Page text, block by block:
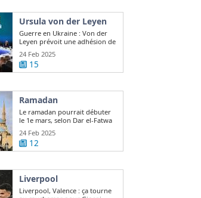
Ursula von der Leyen
Guerre en Ukraine : Von der
Leyen prévoit une adhésion de
l ...
24 Feb 2025
15
Ramadan
Le ramadan pourrait débuter
le 1e mars, selon Dar el-Fatwa
24 Feb 2025
12
Liverpool
Liverpool, Valence : ça tourne